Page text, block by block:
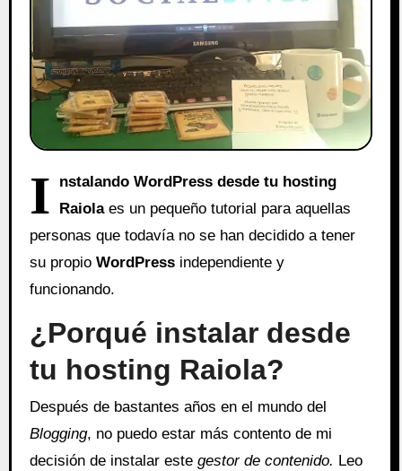
I
nstalando WordPress desde tu hosting
Raiolaes un pequeño tutorial para aquellas
personas que todavía no se han decidido a tener
su propio WordPressindependiente y
funcionando.
¿Porqué instalar desde
tu hosting Raiola?
Después de bastantes años en el mundo del
Blogging, no puedo estar más contento de mi
decisión de instalar estegestor de contenido. Leo